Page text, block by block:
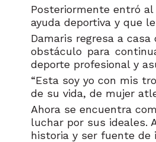
Posteriormente entró
ayuda deportiva y que
Damaris regresa a
obstáculo para
deporte profesional y
“Esta soy yo con mis
de su vida, de mujer
Ahora se encuentra
luchar por sus ideales.
historia y ser fuente de